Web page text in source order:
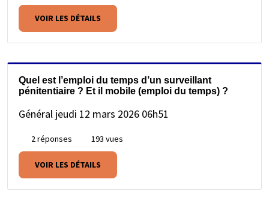
VOIR LES DÉTAILS
Quel est l’emploi du temps d’un surveillant
pénitentiaire ? Et il mobile (emploi du temps) ?
Général jeudi 12 mars 2026 06h51
2 réponses 193 vues
VOIR LES DÉTAILS